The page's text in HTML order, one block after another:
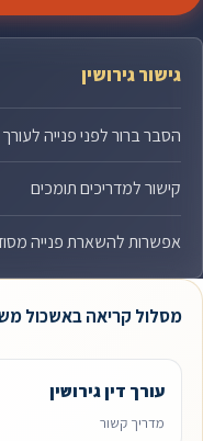
גישור גירושין
הסבר ברור לפני פנייה לעורך
קישור למדריכים תומכים
אפשרות להשארת פנייה
מסלול קריאה באשכול
עורך דין גירושין
מדריך קשור